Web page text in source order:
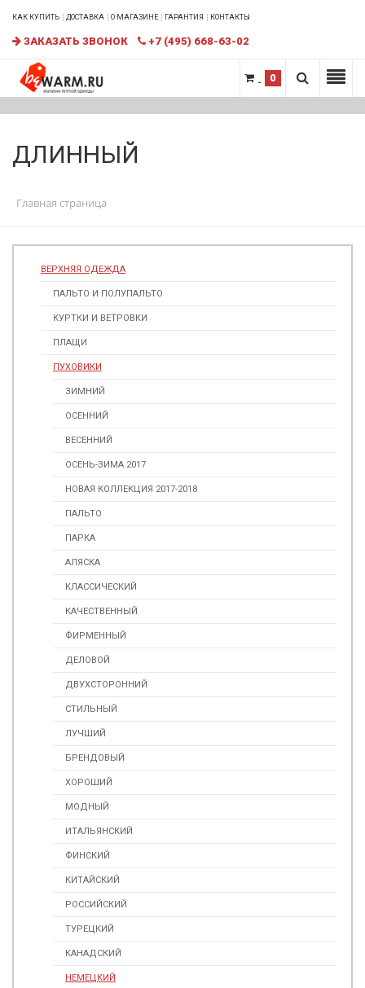
КАК КУПИТЬ ДОСТАВКА О МАГАЗИНЕ ГАРАНТИЯ КОНТАКТЫ
ЗАКАЗАТЬ ЗВОНОК +7 (495) 668-63-02
0
ДЛИННЫЙ
Главная страница
ВЕРХНЯЯ ОДЕЖДА
ПАЛЬТО И ПОЛУПАЛЬТО
КУРТКИ И ВЕТРОВКИ
ПЛАЩИ
ПУХОВИКИ
ЗИМНИЙ
ОСЕННИЙ
ВЕСЕННИЙ
ОСЕНЬ-ЗИМА 2017
НОВАЯ КОЛЛЕКЦИЯ 2017-2018
ПАЛЬТО
ПАРКА
АЛЯСКА
КЛАССИЧЕСКИЙ
КАЧЕСТВЕННЫЙ
ФИРМЕННЫЙ
ДЕЛОВОЙ
ДВУХСТОРОННИЙ
СТИЛЬНЫЙ
ЛУЧШИЙ
БРЕНДОВЫЙ
ХОРОШИЙ
МОДНЫЙ
ИТАЛЬЯНСКИЙ
ФИНСКИЙ
КИТАЙСКИЙ
РОССИЙСКИЙ
ТУРЕЦКИЙ
КАНАДСКИЙ
НЕМЕЦКИЙ